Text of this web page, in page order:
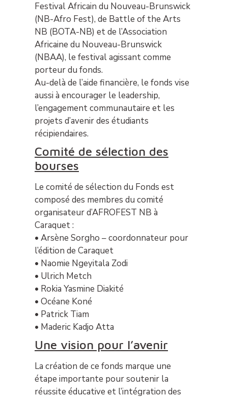
Festival Africain du Nouveau-Brunswick
(NB-Afro Fest), de Battle of the Arts
NB (BOTA-NB) et de l’Association
Africaine du Nouveau-Brunswick
(NBAA), le festival agissant comme
porteur du fonds.
Au-delà de l’aide financière, le fonds vise
aussi à encourager le leadership,
l’engagement communautaire et les
projets d’avenir des étudiants
récipiendaires.
Comité de sélection des
bourses
Le comité de sélection du Fonds est
composé des membres du comité
organisateur d’AFROFEST NB à
Caraquet :
• Arsène Sorgho – coordonnateur pour
l’édition de Caraquet
• Naomie Ngeyitala Zodi
• Ulrich Metch
• Rokia Yasmine Diakité
• Océane Koné
• Patrick Tiam
• Maderic Kadjo Atta
Une vision pour l’avenir
La création de ce fonds marque une
étape importante pour soutenir la
réussite éducative et l’intégration des